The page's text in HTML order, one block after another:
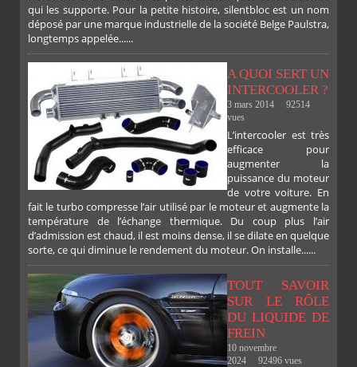
FACEBOOKTWITTERGOOGLEPINTEREST
qui les supporte. Pour la petite histoire, silentbloc est un nom
déposé par une marque industrielle de la société Belge Paulstra,
longtemps appelée......
A QUOI SERT UN
INTERCOOLER ?
3 mars 2014
92514
vues
L’intercooler est très
efficace pour
augmenter la
puissance du moteur
de votre voiture. En
fait le turbo compresse l’air utilisé par le moteur et augmente la
température de l’échange thermique. Du coup plus l’air
d’admission est chaud, il est moins dense, il se dilate en quelque
sorte, ce qui diminue le rendement du moteur. On installe......
TOUT SAVOIR
SUR LE RÔLE
DU LIQUIDE DE
FREIN
10 novembre
2024
92496 vues